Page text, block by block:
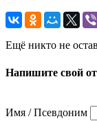
Ещё никто не
Напишите свой
Имя / Псевдоним